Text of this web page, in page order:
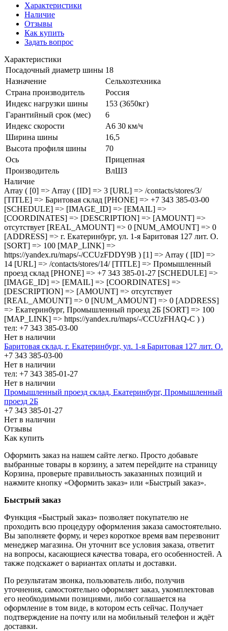
Характеристики
Наличие
Отзывы
Как купить
Задать вопрос
Характеристики
Посадочный диаметр шины 18
Назначение
Сельхозтехника
Страна производитель
Россия
Индекс нагрузки шины
153 (3650кг)
Гарантийный срок (мес)
6
Индекс скорости
A6 30 км/ч
Ширина шины
16,5
Высота профиля шины
70
Ось
Прицепная
Производитель
ВлШЗ
Наличие
Array ( [0] => Array ( [ID] => 3 [URL] => /contacts/stores/3/
[TITLE] => Баритовая склад [PHONE] => +7 343 385-03-00
[SCHEDULE] => [IMAGE_ID] => [EMAIL] =>
[COORDINATES] => [DESCRIPTION] => [AMOUNT] =>
отсутствует [REAL_AMOUNT] => 0 [NUM_AMOUNT] => 0
[ADDRESS] => г. Екатеринбург, ул. 1-я Баритовая 127 лит. О.
[SORT] => 100 [MAP_LINK] =>
https://yandex.ru/maps/-/CCUzFDDY9B ) [1] => Array ( [ID] =>
14 [URL] => /contacts/stores/14/ [TITLE] => Промышленный
проезд cклад [PHONE] => +7 343 385-01-27 [SCHEDULE] =>
[IMAGE_ID] => [EMAIL] => [COORDINATES] =>
[DESCRIPTION] => [AMOUNT] => отсутствует
[REAL_AMOUNT] => 0 [NUM_AMOUNT] => 0 [ADDRESS]
=> Екатеринбург, Промышленный проезд 2Б [SORT] => 100
[MAP_LINK] => https://yandex.ru/maps/-/CCUzFHAQ-C ) )
тел: +7 343 385-03-00
Нет в наличии
Баритовая склад, г. Екатеринбург, ул. 1-я Баритовая 127 лит. О.
+7 343 385-03-00
Нет в наличии
тел: +7 343 385-01-27
Нет в наличии
Промышленный проезд cклад, Екатеринбург, Промышленный
проезд 2Б
+7 343 385-01-27
Нет в наличии
Отзывы
Как купить
Оформить заказ на нашем сайте легко. Просто добавьте
выбранные товары в корзину, а затем перейдите на страницу
Корзина, проверьте правильность заказанных позиций и
нажмите кнопку «Оформить заказ» или «Быстрый заказ».
Быстрый заказ
Функция «Быстрый заказ» позволяет покупателю не
проходить всю процедуру оформления заказа самостоятельно.
Вы заполняете форму, и через короткое время вам перезвонит
менеджер магазина. Он уточнит все условия заказа, ответит
на вопросы, касающиеся качества товара, его особенностей. А
также подскажет о вариантах оплаты и доставки.
По результатам звонка, пользователь либо, получив
уточнения, самостоятельно оформляет заказ, укомплектовав
его необходимыми позициями, либо соглашается на
оформление в том виде, в котором есть сейчас. Получает
подтверждение на почту или на мобильный телефон и ждёт
доставки.